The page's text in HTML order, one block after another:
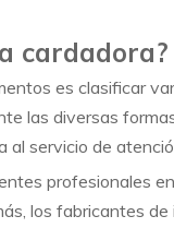
cardadora?
es clasificar
las diversas
al servicio de
profesionales
los fabricantes